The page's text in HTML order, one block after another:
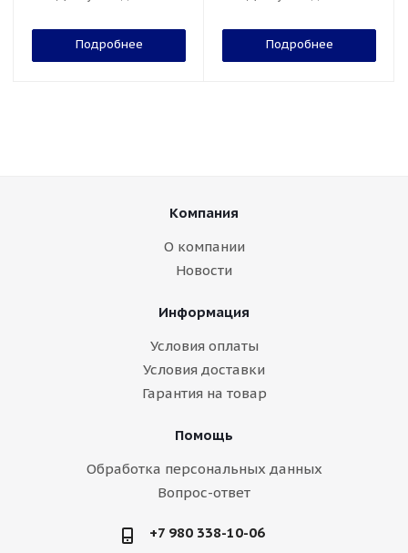
Подробнее Подробнее
Компания
О компании
Новости
Информация
Условия оплаты
Условия доставки
Гарантия на товар
Помощь
Обработка персональных данных
Вопрос-ответ
+7 980 338-10-06